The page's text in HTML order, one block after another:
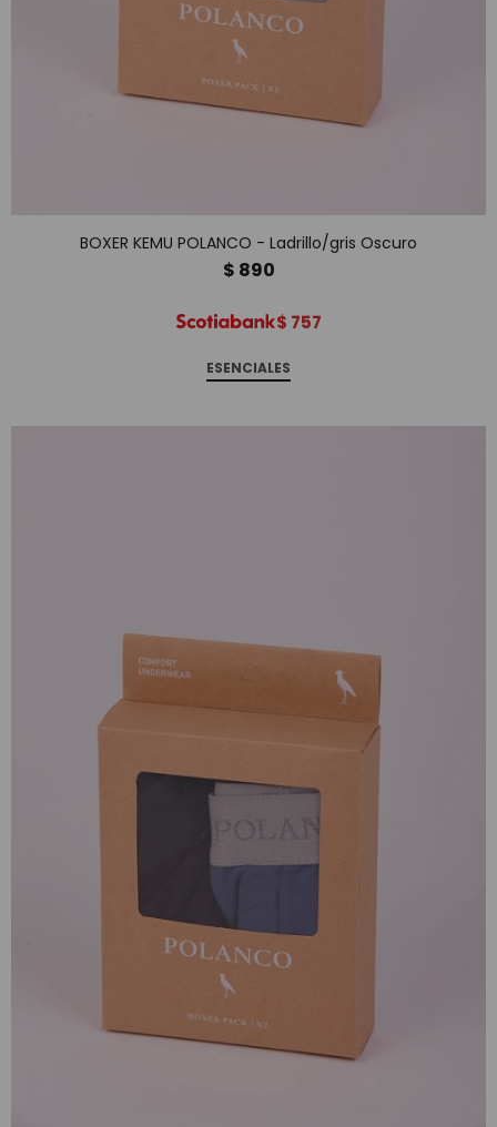
BOXER KEMU POLANCO - Ladrillo/gris Oscuro
$ 890
$ 757
ESENCIALES